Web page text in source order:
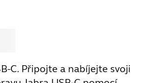
C. Připojte a nabíjejte svoji